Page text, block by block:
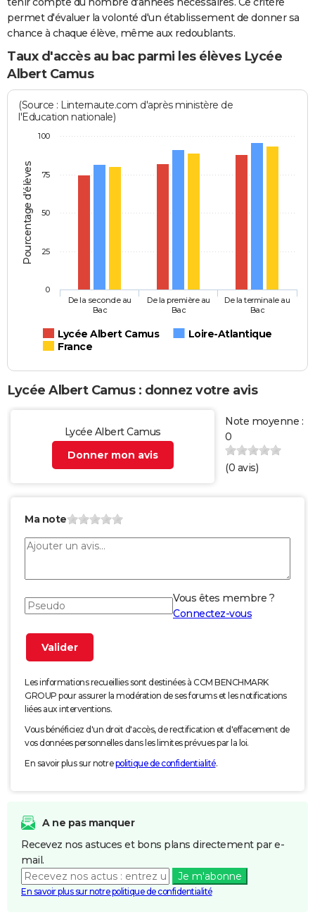
permet d'évaluer la volonté d'un établissement de donner sa
chance à chaque élève, même aux redoublants.
Taux d'accès au bac parmi les élèves Lycée
Albert Camus
Pourcentage d'élèves
(Source : Linternaute.com d'après ministère de
l'Education nationale)
Lycée Albert Camus
Loire-Atlantique
France
De la seconde au
Bac
De la première au
Bac
De la terminale au
Bac
0
25
50
75
100
Lycée Albert Camus : donnez votre avis
Lycée Albert Camus
Donner mon avis
Note moyenne :
0
(0 avis)
Ma note
Vous êtes membre ?
Connectez-vous
Les informations recueillies sont destinées à CCM BENCHMARK
GROUP pour assurer la modération de ses forums et les notifications
liées aux interventions.
Vous bénéficiez d'un droit d'accès, de rectification et d'effacement de
vos données personnelles dans les limites prévues par la loi.
En savoir plus sur notrepolitique de confidentialité.
A ne pas manquer
Recevez nos astuces et bons plans directement par e-
mail.
Je m'abonne
En savoir plus sur notre politique de confidentialité